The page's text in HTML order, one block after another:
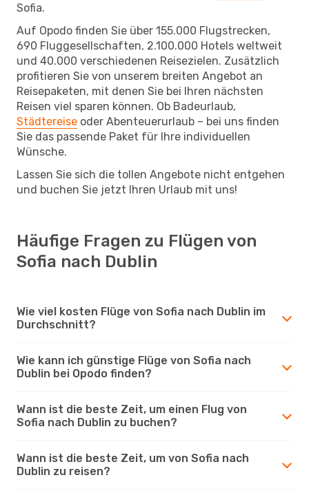
Sofia.
Auf Opodo finden Sie über 155.000 Flugstrecken,
690 Fluggesellschaften, 2.100.000 Hotels weltweit
und 40.000 verschiedenen Reisezielen. Zusätzlich
profitieren Sie von unserem breiten Angebot an
Reisepaketen, mit denen Sie bei Ihren nächsten
Reisen viel sparen können. Ob Badeurlaub,
Städtereise oder Abenteuerurlaub – bei uns finden
Sie das passende Paket für Ihre individuellen
Wünsche.
Lassen Sie sich die tollen Angebote nicht entgehen
und buchen Sie jetzt Ihren Urlaub mit uns!
Häufige Fragen zu Flügen von
Sofia nach Dublin
Wie viel kosten Flüge von Sofia nach Dublin im
Durchschnitt?
Wie kann ich günstige Flüge von Sofia nach
Dublin bei Opodo finden?
Wann ist die beste Zeit, um einen Flug von
Sofia nach Dublin zu buchen?
Wann ist die beste Zeit, um von Sofia nach
Dublin zu reisen?